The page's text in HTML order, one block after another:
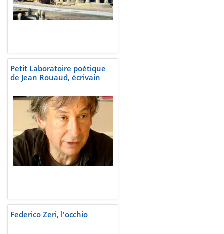
Petit Laboratoire poétique
de Jean Rouaud, écrivain
Federico Zeri, l'occhio